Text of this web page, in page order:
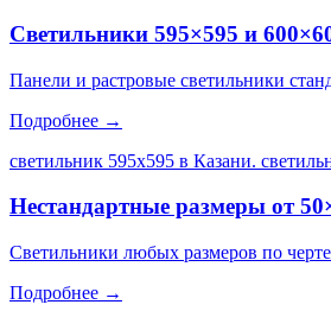
Светильники 595×595 и
Панели и растровые светильники
Подробнее →
светильник 595х595 в Казани.
Нестандартные размеры от
Светильники любых размеров по
Подробнее →